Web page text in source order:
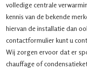
volledige centrale
kennis van de bekende
hiervan de installatie dan
contactformulier kunt u
Wij zorgen ervoor dat er
chauffage of